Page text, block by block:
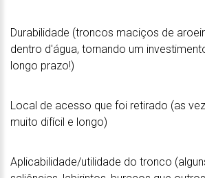
Durabilidade (troncos maciços de
dentro d'água, tornando um
longo prazo!)
Local de acesso que foi retirado (as
muito difícil e longo)
Aplicabilidade/utilidade do tronco